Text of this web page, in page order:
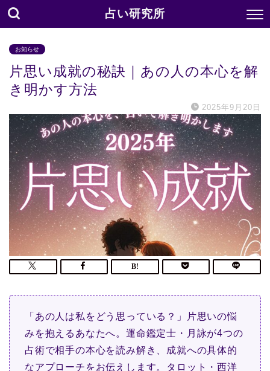
占い研究所
お知らせ
片思い成就の秘訣｜あの人の本心を解
き明かす方法
2025年9月20日
「あの人は私をどう思っている？」片思いの悩
みを抱えるあなたへ。運命鑑定士・月詠が4つの
占術で相手の本心を読み解き、成就への具体的
なアプローチをお伝えします。タロット・西洋